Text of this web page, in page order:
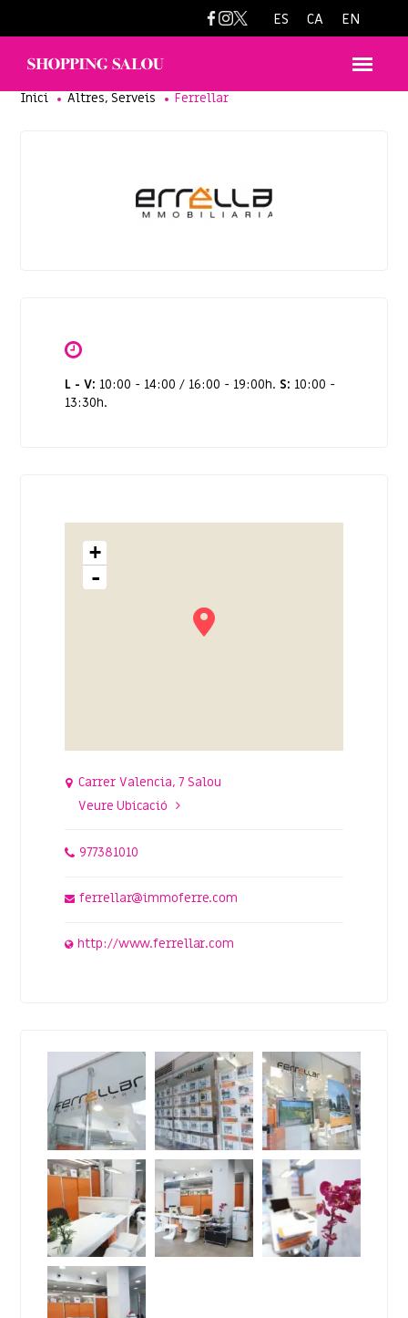
ES CA EN
ferrellar@immoferre.com
Inici Altres,Serveis Ferrellar
L - V: 10:00 - 14:00 / 16:00 - 19:00h. S: 10:00 -
13:30h.
+
-
Carrer Valencia, 7 Salou
Veure Ubicació
977381010
ferrellar@immoferre.com
http://www.ferrellar.com